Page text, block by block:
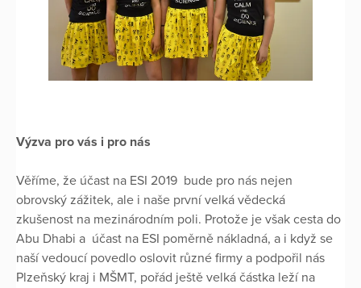
Výzva pro vás i pro nás
Věříme, že účast na ESI 2019 bude pro nás nejen
obrovský zážitek, ale i naše první velká vědecká
zkušenost na mezinárodním poli. Protože je však cesta do
Abu Dhabi a účast na ESI poměrně nákladná, a i když se
naší vedoucí povedlo oslovit různé firmy a podpořil nás
Plzeňský kraj i MŠMT, pořád ještě velká částka leží na